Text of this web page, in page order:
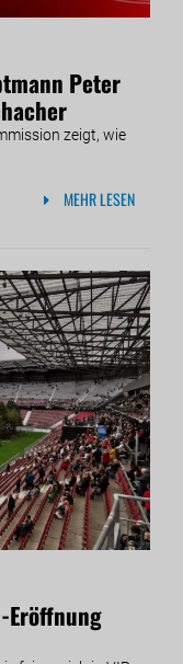
Peter
zeigt, wie
MEHR LESEN
Eröffnung